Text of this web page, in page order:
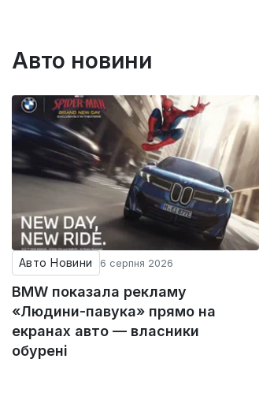
Авто новини
Авто Новини 6 серпня 2026
BMW показала рекламу
«Людини-павука» прямо на
екранах авто — власники
обурені